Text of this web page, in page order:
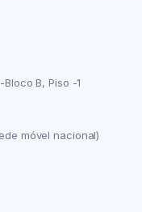
B, Piso -1
móvel nacional)